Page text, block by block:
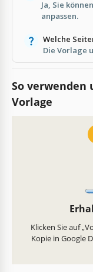
Ja, Sie
anpassen.
Welche
Die Vorlage
So verwenden
Vorlage
Klicken Sie auf
Kopie in Google